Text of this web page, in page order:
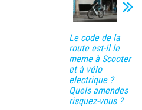
Le code de la
route est-il le
meme à Scooter
et à vélo
electrique ?
Quels amendes
risquez-vous ?